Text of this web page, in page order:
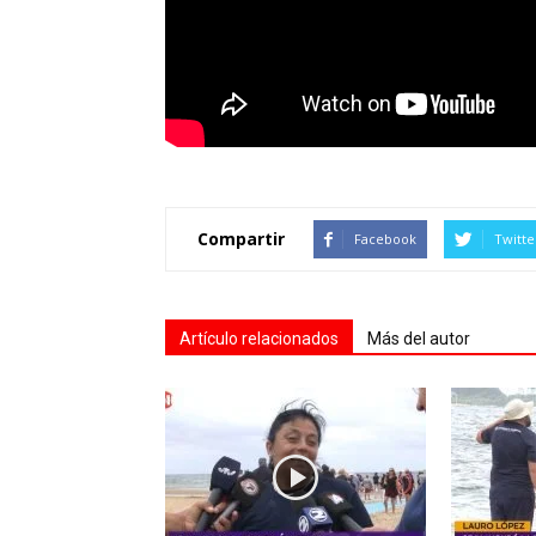
Compartir Facebook
Artículo relacionados Más del autor